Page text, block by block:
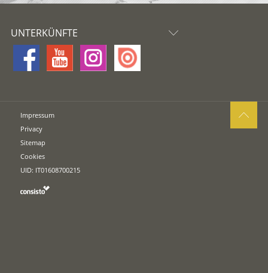
UNTERKÜNFTE
Impressum
Privacy
Sitemap
Cookies
UID: IT01608700215